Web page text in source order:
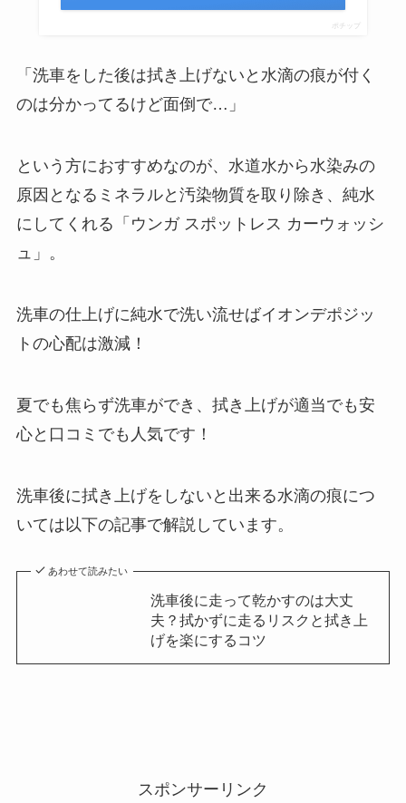
ポチップ
「洗車をした後は拭き上げないと水滴の痕が付く
のは分かってるけど面倒で…」
という方におすすめなのが、水道水から水染みの
原因となるミネラルと汚染物質を取り除き、純水
にしてくれる「ウンガ スポットレス カーウォッシ
ュ」。
洗車の仕上げに純水で洗い流せばイオンデポジッ
トの心配は激減！
夏でも焦らず洗車ができ、拭き上げが適当でも安
心と口コミでも人気です！
洗車後に拭き上げをしないと出来る水滴の痕につ
いては以下の記事で解説しています。
あわせて読みたい
洗車後に走って乾かすのは大丈
夫？拭かずに走るリスクと拭き上
げを楽にするコツ
スポンサーリンク